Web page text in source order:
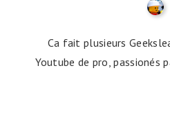
Ca fait plusieurs
Youtube de pro, passionés